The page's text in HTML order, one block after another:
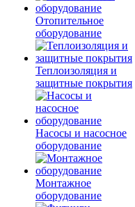
Отопительное
оборудование
Теплоизоляция и
защитные покрытия
Насосы и насосное
оборудование
Монтажное
оборудование